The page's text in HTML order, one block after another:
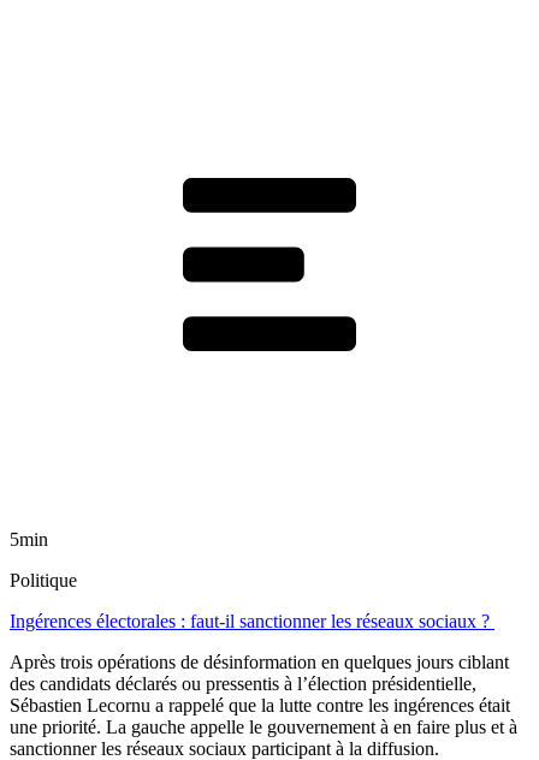
5min
Politique
Ingérences électorales : faut-il sanctionner les réseaux sociaux ?
Après trois opérations de désinformation en quelques jours ciblant
des candidats déclarés ou pressentis à l’élection présidentielle,
Sébastien Lecornu a rappelé que la lutte contre les ingérences était
une priorité. La gauche appelle le gouvernement à en faire plus et à
sanctionner les réseaux sociaux participant à la diffusion.